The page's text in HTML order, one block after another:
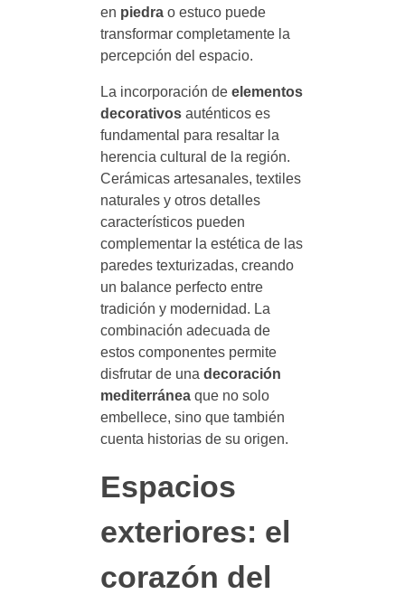
en piedrao estuco puede
transformar completamente la
percepción del espacio.
La incorporación de elementos
decorativosauténticos es
fundamental para resaltar la
herencia cultural de la región.
Cerámicas artesanales, textiles
naturales y otros detalles
característicos pueden
complementar la estética de las
paredes texturizadas, creando
un balance perfecto entre
tradición y modernidad. La
combinación adecuada de
estos componentes permite
disfrutar de una decoración
mediterráneaque no solo
embellece, sino que también
cuenta historias de su origen.
Espacios
exteriores: el
corazón del